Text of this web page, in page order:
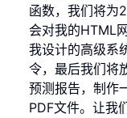
函数，我们将为
会对我的HTML
我设计的高级系
令，最后我们将
预测报告，制作
PDF文件。让我